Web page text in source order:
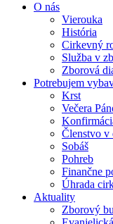
O nás
Vierouka
História
Cirkevný
Služba v
Zborová
Potrebujem
Krst
Večera
Členstvo v
Sobáš
Pohreb
Finančne
Úhrada
Aktuality
Zborový